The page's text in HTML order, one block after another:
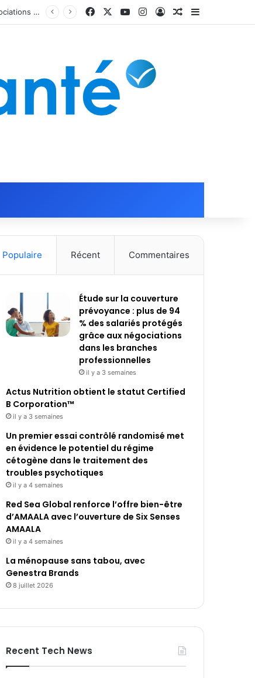
FacebookYouTubeInstagramConnexion
Article Aléatoire
Sidebar
Populaire Récent Commentaires
Étude sur la couverture
prévoyance : plus de 94
% des salariés protégés
grâce aux négociations
dans les branches
professionnelles
il y a 3 semaines
Actus Nutrition obtient le statut Certified
B Corporation™
il y a 3 semaines
Un premier essai contrôlé randomisé met
en évidence le potentiel du régime
cétogène dans le traitement des
troubles psychotiques
il y a 4 semaines
Red Sea Global renforce l’offre bien-être
d’AMAALA avec l’ouverture de Six Senses
AMAALA
il y a 4 semaines
La ménopause sans tabou, avec
Genestra Brands
8 juillet 2026
Recent Tech News